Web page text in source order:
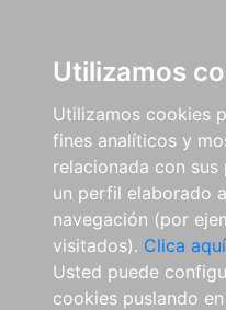
Utilizamos
Utilizamos cookies
fines analíticos y
relacionada con sus
un perfil elaborado
navegación (por
visitados). Clica
Usted puede
cookies puslando